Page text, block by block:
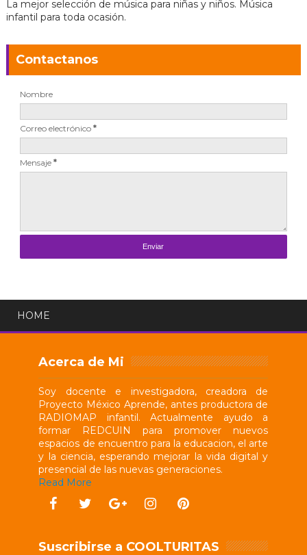
La mejor selección de música para niñas y niños. Música
infantil para toda ocasión.
Contactanos
Nombre
Correo electrónico *
Mensaje *
HOME
Acerca de Mi
Soy docente e investigadora, creadora de
Proyecto México Aprende, antes productora de
RADIOMAP infantil. Actualmente ayudo a
formar REDCUIN para promover nuevos
espacios de encuentro para la educacion, el arte
y la ciencia, esperando mejorar la vida digital y
presencial de las nuevas generaciones.
Read More
Suscribirse a COOLTURITAS